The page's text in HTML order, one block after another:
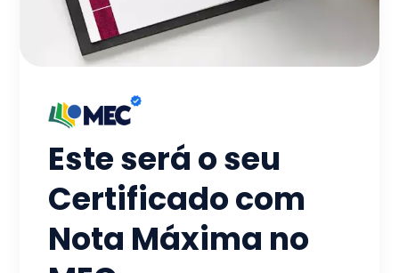
Este será o seu
Certificado com
Nota Máxima no